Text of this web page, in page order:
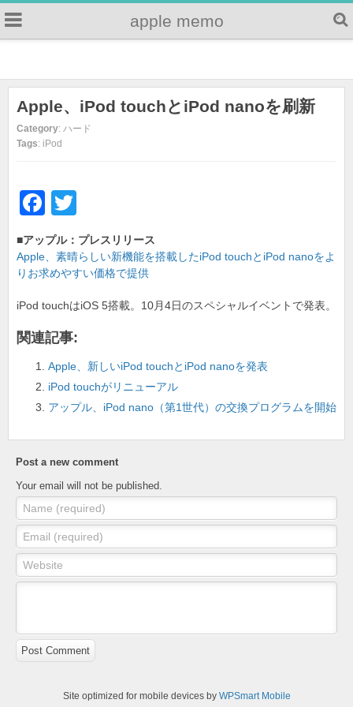
apple memo
Apple、iPod touchとiPod nanoを刷新
Category: ハード
Tags: iPod
F
a
c
e
b
o
o
k
wi
tt
er
■アップル：プレスリリース
Apple、素晴らしい新機能を搭載したiPod touchとiPod nanoをよ
りお求めやすい価格で提供
iPod touchはiOS 5搭載。10月4日のスペシャルイベントで発表。
関連記事:
Apple、新しいiPod touchとiPod nanoを発表
iPod touchがリニューアル
アップル、iPod nano（第1世代）の交換プログラムを開始
Post a new comment
Your email will not be published.
Name (required)
Email (required)
Website
Post Comment
Site optimized for mobile devices by WPSmart Mobile